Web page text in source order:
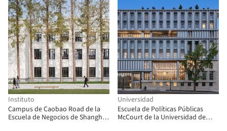
Instituto
Campus de Caobao Road de la
Escuela de Negocios de Shanghái
Universidad
Escuela de Políticas Públicas
McCourt de la Universidad de